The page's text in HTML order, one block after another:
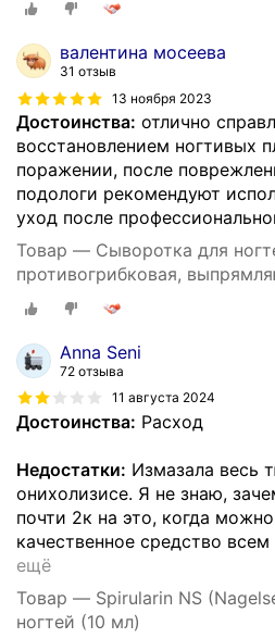
валентина мосеева
31 отзыв
13 ноября 2023
Достоинства: отлично
восстановлением ногтивых
поражении, после
подологи рекомендуют
уход после
Товар — Сыворотка для
противогрибковая,
Anna Seni
72 отзыва
11 августа 2024
Достоинства: Расход
Недостатки: Измазала весь
онихолизисе. Я не знаю,
почти 2к на это, когда
качественное средство всем
ещё
Товар — Spirularin NS
ногтей (10 мл)